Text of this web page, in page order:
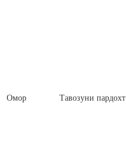
Омор Тавозуни пардохт